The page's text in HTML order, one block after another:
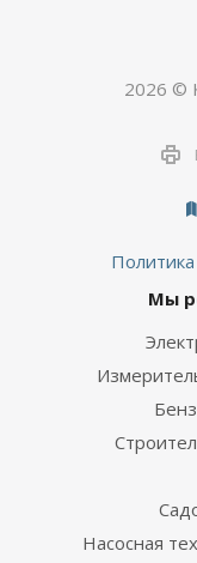
2026 ©
Мы
Насосная